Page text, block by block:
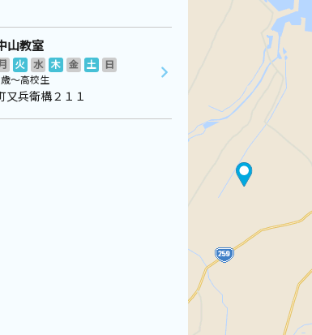
山教室
火 水 木 金 土
日
～高校生
又兵衛構２１１